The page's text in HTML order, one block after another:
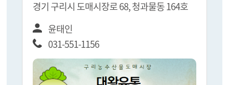
경기 구리시 도매시장로 68, 청과물동 164호
윤태인
031-551-1156